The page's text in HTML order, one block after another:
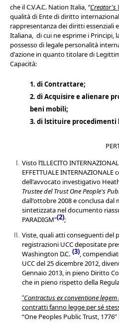
che ilC.V.A.C. Nation Italia, “Creator's
qualità di Ente di diritto
rappresentanza dei diritti essenziali
Italiana, di cui ne esprime i Principi,
possesso di legale personalità
d'azione in quanto titolare di
Capacità:
1. di Contrattare;
2. di Acquisire e alienare
beni mobili;
3. di lstituire procedimenti
Visto l’ILLECITO
EFFETTUALEINTERNAZIONALE
dell'avvocato investigativo
Trustee del Trust One People's
dall'ottobre 2008 e conclusa dal
sintetizzata nel documento
PARADIGM"(2);
Viste, quali atti conseguenti del
registrazioni UCC depositate
Washington D.C. (3),
UCC del 25 dicembre 2012,
Gennaio 2013, in pieno Diritto
che in pieno rispetto della
“Contractus ex conventione
contratti fanno legge per sé
“One Peoples Public Trust,